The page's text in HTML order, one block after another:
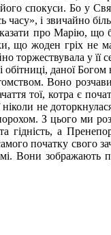
його спокуси. Бо у
і звичайно
про Марію, що
що жоден гріх не
торжествувала у її
обітниці, даної
Воно
тої, котра є
ніколи не
З цього ми
гідність, а
початку свого
Вони зображають